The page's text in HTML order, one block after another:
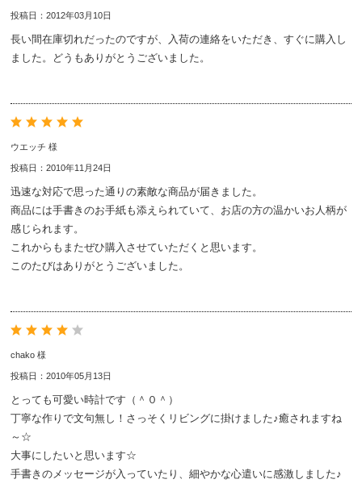
投稿日：2012年03月10日
長い間在庫切れだったのですが、入荷の連絡をいただき、すぐに購入し
ました。どうもありがとうございました。
ウエッチ 様
投稿日：2010年11月24日
迅速な対応で思った通りの素敵な商品が届きました。
商品には手書きのお手紙も添えられていて、お店の方の温かいお人柄が
感じられます。
これからもまたぜひ購入させていただくと思います。
このたびはありがとうございました。
chako 様
投稿日：2010年05月13日
とっても可愛い時計です（＾０＾）
丁寧な作りで文句無し！さっそくリビングに掛けました♪癒されますね
～☆
大事にしたいと思います☆
手書きのメッセージが入っていたり、細やかな心遣いに感激しました♪